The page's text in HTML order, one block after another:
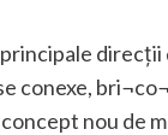
direcţii
conexe,
nou de